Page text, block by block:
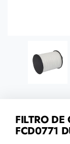
FILTRO
FCD0771